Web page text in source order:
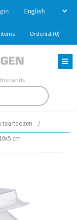
in
items Orderlist (0)
taartdozen
/
cm